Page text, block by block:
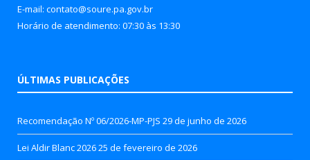
E-mail: contato@soure.pa.gov.br
Horário de atendimento: 07:30 às 13:30
ÚLTIMAS PUBLICAÇÕES
Recomendação Nº 06/2026-MP-PJS 29 de junho de 2026
Lei Aldir Blanc 202625 de fevereiro de 2026